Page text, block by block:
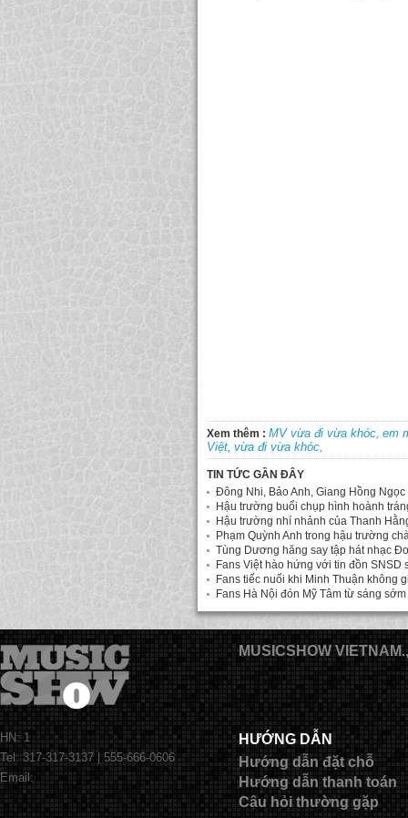
Xem thêm : MV vừa đi vừa khóc, em
Việt, vừa đi vừa khóc,
TIN TỨC GẦN ĐÂY
Đông Nhi, Bảo Anh, Giang Hồng
Hậu trường buổi chụp hình hoành
Hậu trường nhí nhảnh của Thanh
Phạm Quỳnh Anh trong hậu trường
Tùng Dương hăng say tập hát nhạc
Fans Việt hào hứng với tin đồn SNSD
Fans tiếc nuối khi Minh Thuận không
Fans Hà Nội đón Mỹ Tâm từ sáng sớm
HN: 1
Tel: 317-317-3137 | 555-666-0606
Email:
MUSICSHOW VIETNAM.,
HƯỚNG DẪN
Hướng dẫn đặt chỗ
Hướng dẫn thanh toán
Câu hỏi thường gặp